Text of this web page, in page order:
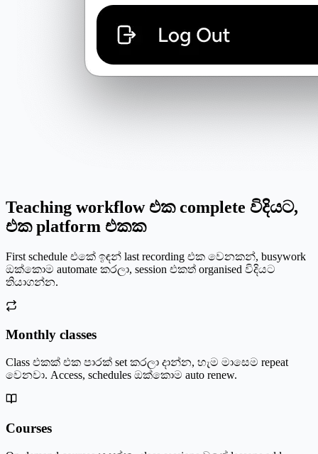
Teaching workflow එක complete විදියට,
එක platform එකක
First schedule එකේ ඉඳන් last recording එක වෙනකන්, busywork
ඔක්කොම automate කරලා, session එකත් organised විදියට
තියාගන්න.
Monthly classes
Class එකක් එක පාරක් set කරලා දාන්න, හැම මාසෙම repeat
වෙනවා. Access, schedules ඔක්කොම auto renew.
Courses